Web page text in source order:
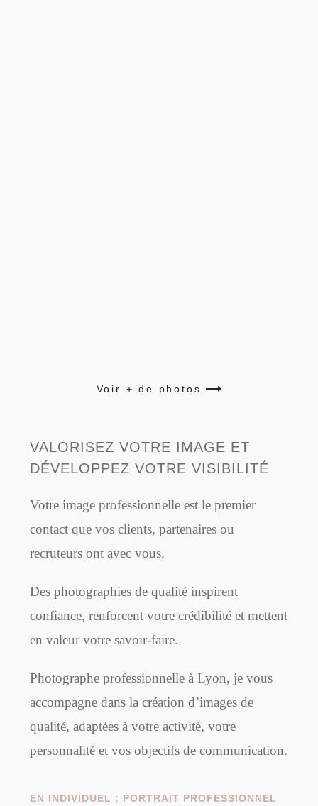
Voir + de photos
VALORISEZ VOTRE IMAGE ET
DÉVELOPPEZ VOTRE VISIBILITÉ
Votre image professionnelle est le premier
contact que vos clients, partenaires ou
recruteurs ont avec vous.
Des photographies de qualité inspirent
confiance, renforcent votre crédibilité et mettent
en valeur votre savoir-faire.
Photographe professionnelle à Lyon, je vous
accompagne dans la création d’images de
qualité, adaptées à votre activité, votre
personnalité et vos objectifs de communication.
EN INDIVIDUEL : PORTRAIT PROFESSIONNEL